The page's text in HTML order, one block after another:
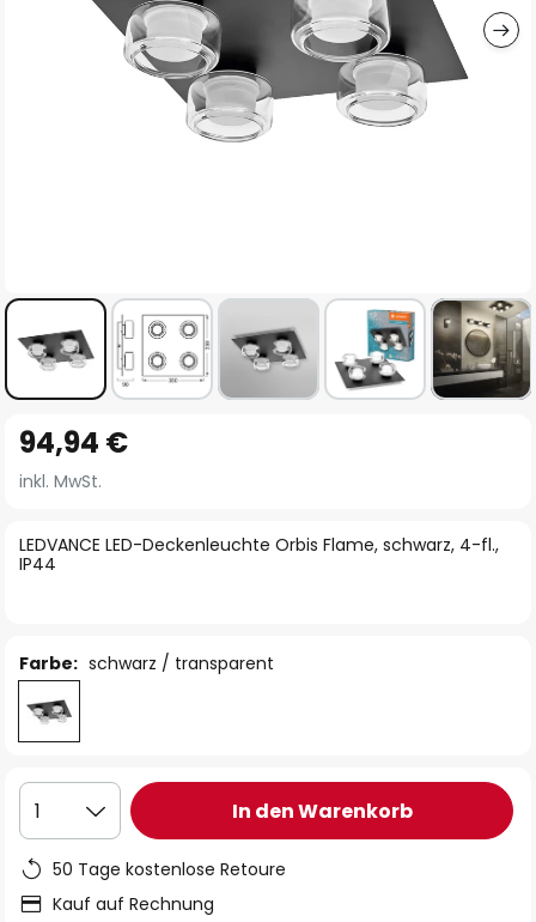
Anfang
der
springen
LEDVANCE LED-Deckenleuchte Orbis Flame, schwarz, 4-fl.,
IP44
94,94 €
inkl. MwSt.
Farbe: schwarz / transparent
1 In den Warenkorb
50 Tage kostenlose Retoure
Kauf auf Rechnung